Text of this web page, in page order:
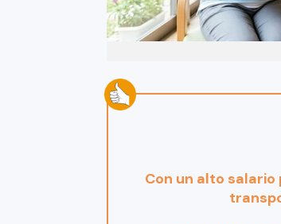
Con un alto